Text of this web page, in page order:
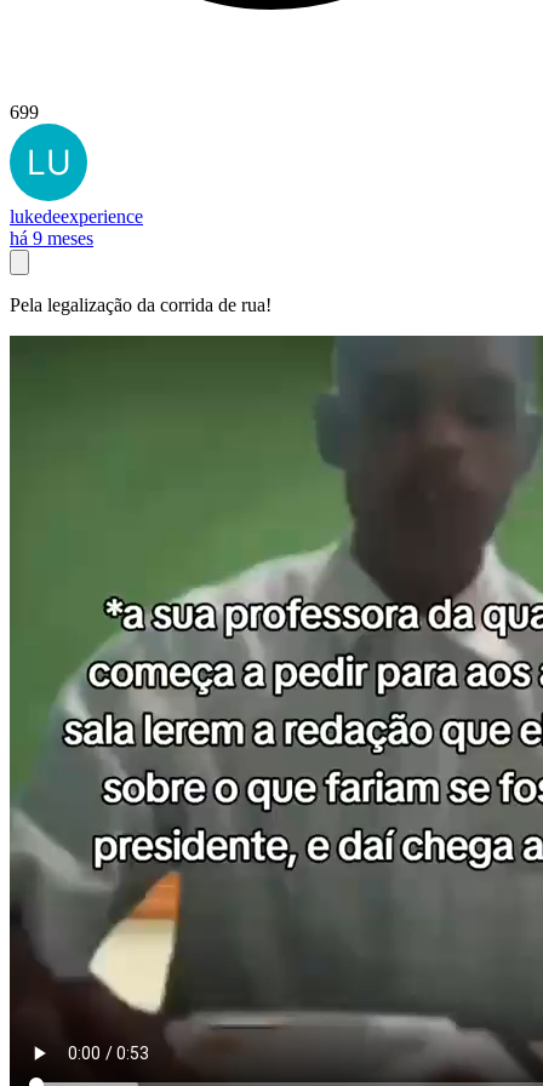
699
lukedeexperience
há 9 meses
Pela legalização da corrida de rua!